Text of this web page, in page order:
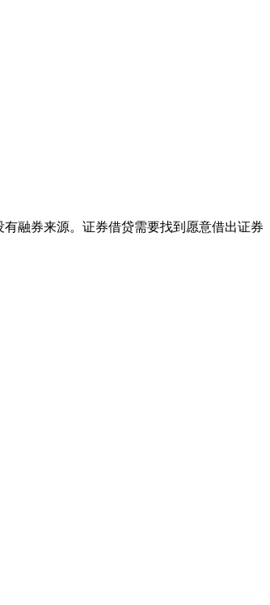
融券来源。证券借贷需要找到愿意借出证券